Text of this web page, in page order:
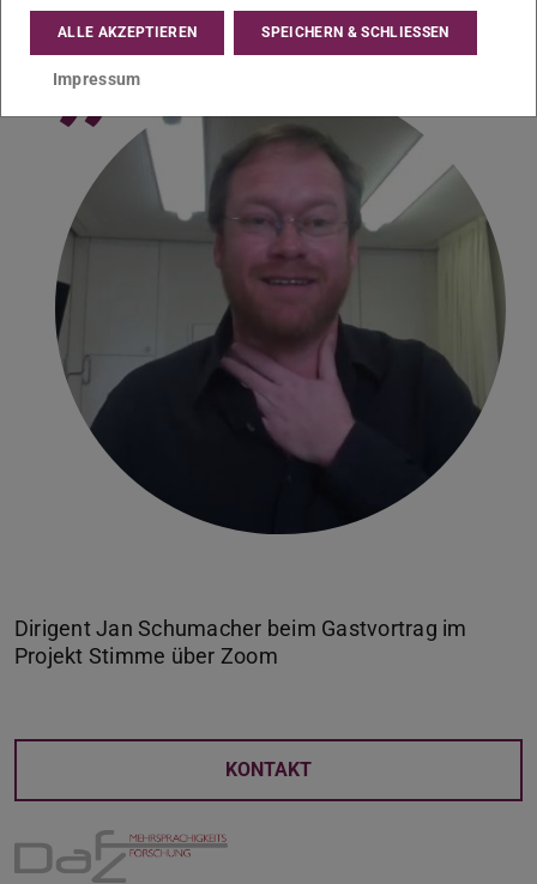
den Vortragenden für ihre sehr spannenden Vorträge!
Dirigent Jan Schumacher beim Gastvortrag im
”
KONTAKT
ALLE AKZEPTIEREN SPEICHERN & SCHLIESSEN
Impressum